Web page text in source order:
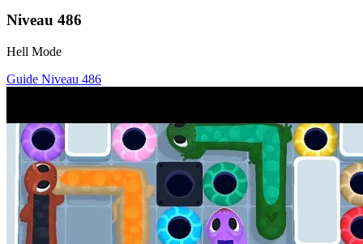
Niveau 486
Hell Mode
Guide Niveau 486